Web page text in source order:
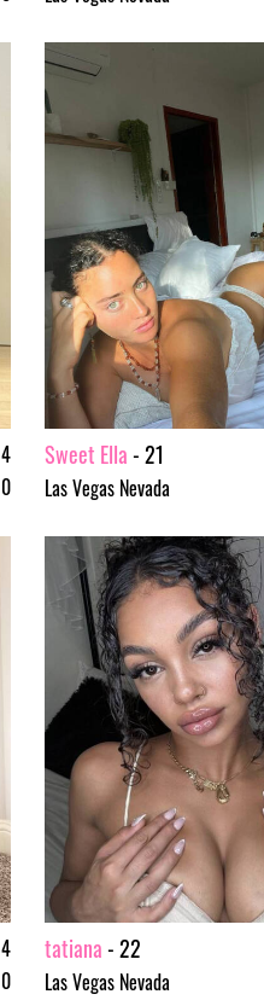
4
0
Sweet Ella- 21
Las Vegas Nevada
4
0
tatiana- 22
Las Vegas Nevada